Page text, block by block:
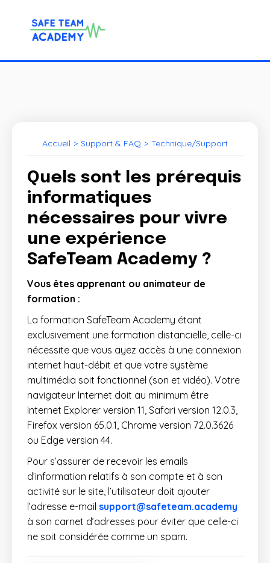
Accueil > Support & FAQ > Technique/Support
Quels sont les prérequis
informatiques
nécessaires pour vivre
une expérience
SafeTeam Academy ?
Vous êtes apprenant ou animateur de
formation :
La formation SafeTeam Academy étant
exclusivement une formation distancielle, celle-ci
nécessite que vous ayez accès à une connexion
internet haut-débit et que votre système
multimédia soit fonctionnel (son et vidéo). Votre
navigateur Internet doit au minimum être
Internet Explorer version 11, Safari version 12.0.3,
Firefox version 65.0.1, Chrome version 72.0.3626
ou Edge version 44.
Pour s’assurer de recevoir les emails
d’information relatifs à son compte et à son
activité sur le site, l’utilisateur doit ajouter
l’adresse e-mail support@safeteam.academy
à son carnet d’adresses pour éviter que celle-ci
ne soit considérée comme un spam.